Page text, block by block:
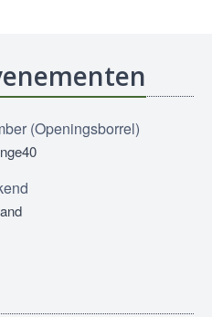
(Openingsborrel)